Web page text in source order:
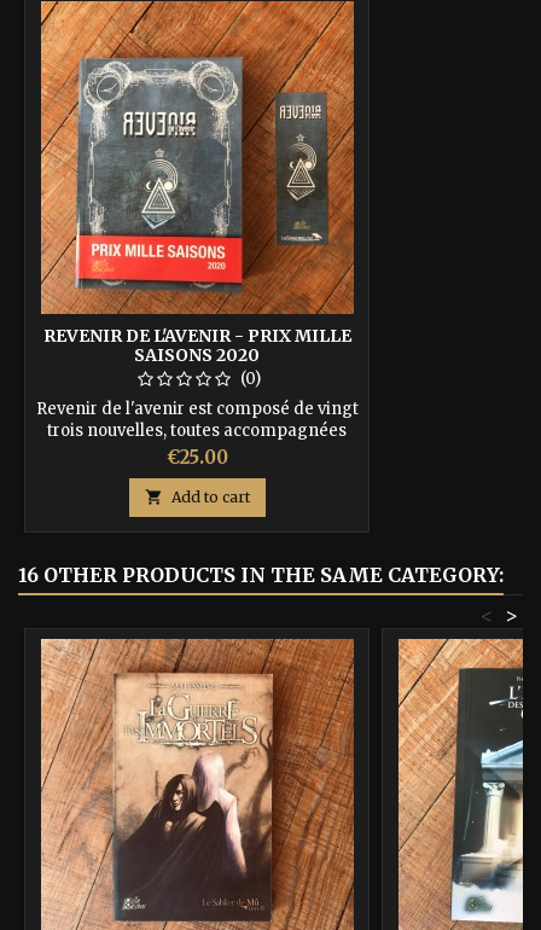
REVENIR DE L'AVENIR - PRIX MILLE
SAISONS 2020
(0)
Revenir de l'avenir est composé de vingt
trois nouvelles, toutes accompagnées
d’illustrations, de compositions
musicales et de libre-courts
cinématographiques. ISBN :
9791092700138
Price
€25.00
 Add to cart
16 OTHER PRODUCTS IN THE SAME CATEGORY:
>
<